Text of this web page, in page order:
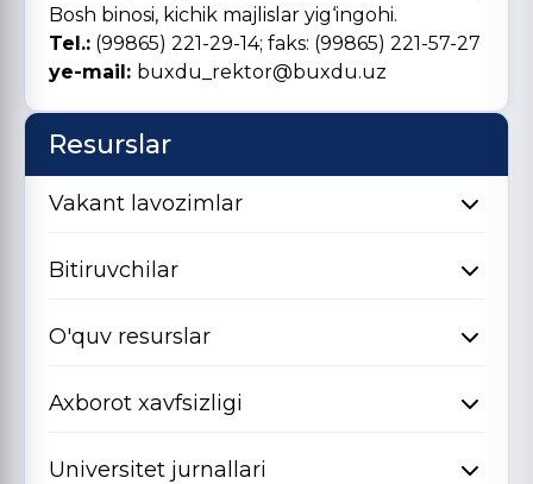
Bosh binosi, kichik majlislar yig‘ingohi.
Tel.: (99865) 221-29-14; faks: (99865) 221-57-27
ye-mail: buxdu_rektor@buxdu.uz
Resurslar
Vakant lavozimlar
Bitiruvchilar
O'quv resurslar
Axborot xavfsizligi
Universitet jurnallari